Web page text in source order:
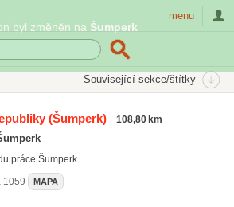
byl změněn na Šumperk
menu
Související sekce/štítky
(Šumperk) 108,80 km
práce Šumperk.
1059 MAPA